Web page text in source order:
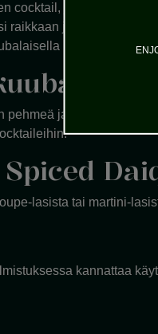
cocktail, jonka juuret
raikkaan ja pirteän
rommilla.
pehmeä ja
lasista tai martini-
kannattaa